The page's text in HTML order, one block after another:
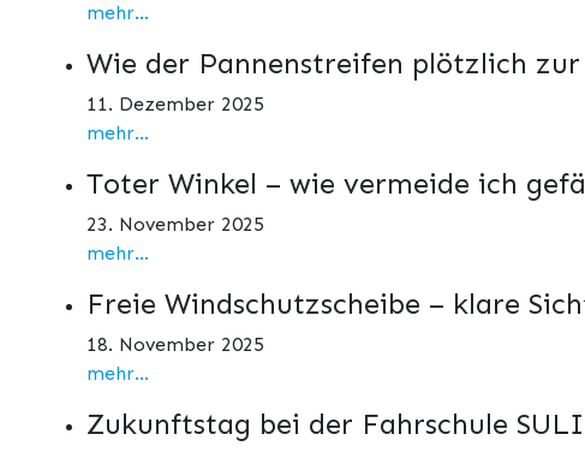
mehr...
Wie der Pannenstreifen plötzlich
11. Dezember 2025
mehr...
Toter Winkel – wie vermeide ich
23. November 2025
mehr...
Freie Windschutzscheibe – klare
18. November 2025
mehr...
Zukunftstag bei der Fahrschule